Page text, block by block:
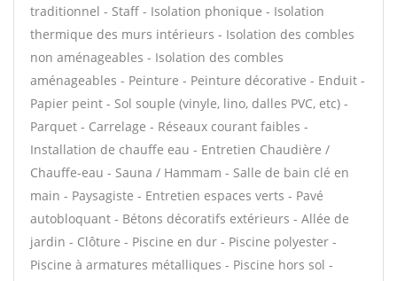
traditionnel - Staff - Isolation phonique - Isolation
thermique des murs intérieurs - Isolation des combles
non aménageables - Isolation des combles
aménageables - Peinture - Peinture décorative - Enduit -
Papier peint - Sol souple (vinyle, lino, dalles PVC, etc) -
Parquet - Carrelage - Réseaux courant faibles -
Installation de chauffe eau - Entretien Chaudière /
Chauffe-eau - Sauna / Hammam - Salle de bain clé en
main - Paysagiste - Entretien espaces verts - Pavé
autobloquant - Bétons décoratifs extérieurs - Allée de
jardin - Clôture - Piscine en dur - Piscine polyester -
Piscine à armatures métalliques - Piscine hors sol -